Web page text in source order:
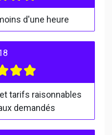
d'une heure
tarifs raisonnables
demandés